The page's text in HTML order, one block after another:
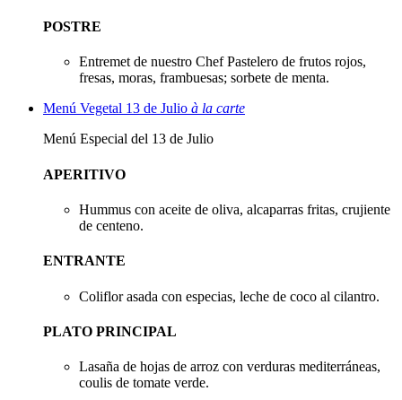
POSTRE
Entremet de nuestro Chef Pastelero de frutos rojos,
fresas, moras, frambuesas; sorbete de menta.
Menú Vegetal 13 de Julio à la carte
Menú Especial del 13 de Julio
APERITIVO
Hummus con aceite de oliva, alcaparras fritas, crujiente
de centeno.
ENTRANTE
Coliflor asada con especias, leche de coco al cilantro.
PLATO PRINCIPAL
Lasaña de hojas de arroz con verduras mediterráneas,
coulis de tomate verde.